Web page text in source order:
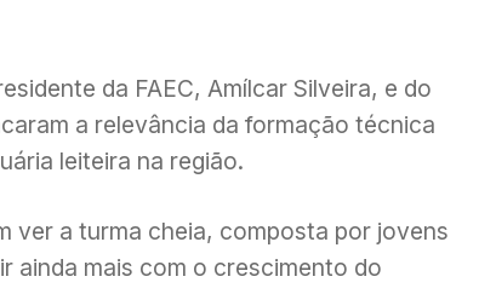
da FAEC, Amílcar Silveira, e do
a relevância da formação técnica
leiteira na região.
ver a turma cheia, composta por jovens
ainda mais com o crescimento do